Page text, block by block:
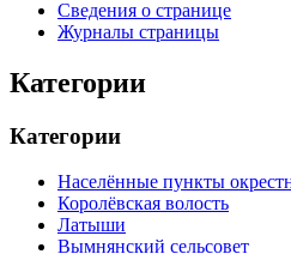
Сведения о странице
Журналы страницы
Категории
Категории
Населённые пункты
Королёвская волость
Латыши
Вымнянский сельсовет